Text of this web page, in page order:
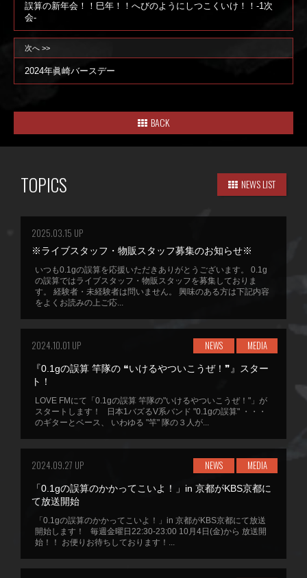
誤算の新年会！！巳年！！へびのようにしつこくいけ！！-1次
会-
次へ >>
2024年眞崎バースデー
BACK
TOPICS NEWS LIST
2025.03.15 UP
※ライブスタッフ・物販スタッフ募集のお知らせ※
いつも0.1gの誤算を応援いただきありがとうございます。 0.1g
の誤算ではライブスタッフ・物販スタッフを募集しておりま
す。 経験者・未経験者は問いません。 興味のある方は下記内容
をよくお読みの上ご応...
2024.10.01 UP NEWS MEDIA
『0.1gの誤算 竿隊の ❝いけるやついこうぜ！❞』スター
ト！
LOVE FMにて「0.1gの誤算 竿隊の"いけるやついこうぜ！"」が
スタートします！ 日本1バズるV系バンド "0.1gの誤算" ・・・
のギターとベース、 いわゆる "竿" 隊の３人が...
2024.09.27 UP NEWS MEDIA
「0.1gの誤算のかかってこいよ！」in 京都がKBS京都に
て放送開始
「0.1gの誤算のかかってこいよ！」in 京都がKBS京都にて放送
開始します！ 毎週金曜日22:30-23:00 10月4日(金)から 放送開
始！！ お便りお待ちしております！...